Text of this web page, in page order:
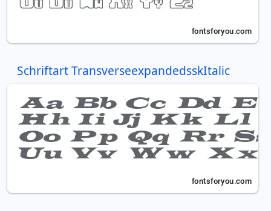
Schriftart TransverseexpandedsskItalic